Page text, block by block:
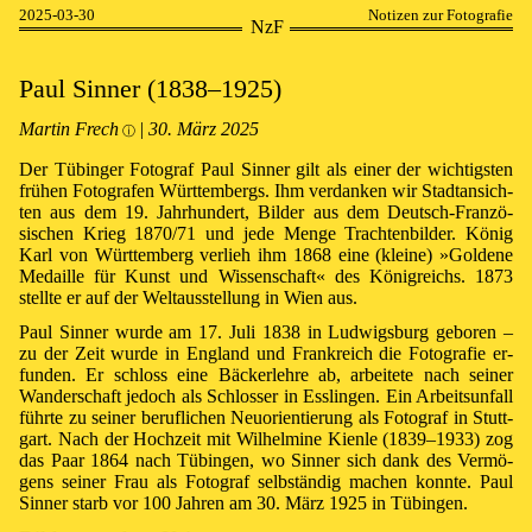
2025-03-30 Notizen zur Fotografie
NzF
Paul Sin­ner (1838–1925)
Martin Frech ⓘ | 30⁠.⁠ März 2025
Der Tü­bin­ger Fo­to­graf Paul Sin­ner gilt als ei­ner der wich­tigs­ten
frü­hen Fo­to­gra­fen Würt­tem­bergs. Ihm ver­dan­ken wir Stadt­an­sich­
ten aus dem 19. Jahr­hun­dert, Bil­der aus dem Deutsch-Fran­zö­
sisch­en Krieg 1870/71 und je­de Men­ge Trach­ten­bil­der. Kö­nig
Karl von Würt­tem­berg ver­lieh ihm 1868 ei­ne (klei­ne) »⁠Gol­de­ne
Me­dail­le für Kunst und Wis­sen­schaft⁠« des Kö­nig­reichs. 1873
stel­lte er auf der Welt­aus­stel­lung in Wien aus.
Paul Sin­ner wur­de am 17. Juli 1838 in Lud­wigs­burg ge­bo­ren –
zu der Zeit wur­de in Eng­land und Frank­reich die Fo­to­gra­fie er­
fun­den. Er schloss ei­ne Bä­cker­leh­re ab, ar­bei­te­te nach sei­ner
Wan­der­schaft je­doch als Schlos­ser in Ess­lin­gen. Ein Ar­beits­un­fall
führ­te zu sei­ner be­ruf­li­chen Neu­ori­en­tie­rung als Fo­to­graf in Stutt­
gart. Nach der Hoch­zeit mit Wil­hel­mi­ne Kien­le (1839–1933) zog
das Paar 1864 nach Tü­bin­gen, wo Sin­ner sich dank des Ver­mö­
gens sei­ner Frau als Fo­to­graf selb­stän­dig ma­chen konn­te. Paul
Sin­ner starb vor 100 Jah­ren am 30. März 1925 in Tü­bin­gen.